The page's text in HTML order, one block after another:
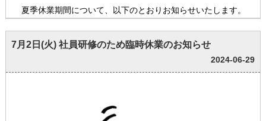
夏季休業期間について、以下のとおりお知らせいたします。
7月2日(火) 社員研修のため臨時休業のお知らせ
2024-06-29